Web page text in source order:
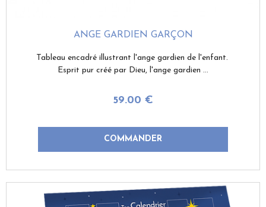
ANGE GARDIEN GARÇON
59.00 €
Tableau encadré illustrant l'ange gardien de l'enfant.
Esprit pur créé par Dieu, l'ange gardien ...